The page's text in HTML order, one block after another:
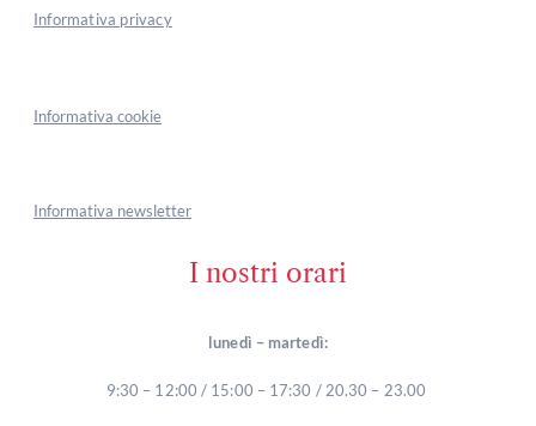
Informativa privacy
Informativa cookie
Informativa newsletter
I nostri orari
lunedì – martedì:
9:30 – 12:00 / 15:00 – 17:30 / 20.30 – 23.00